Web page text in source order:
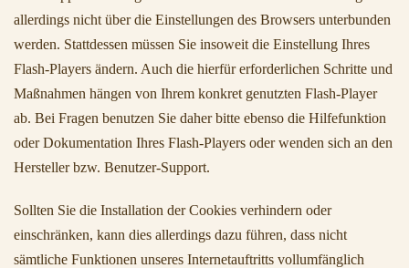
allerdings nicht über die Einstellungen des Browsers unterbunden
werden. Stattdessen müssen Sie insoweit die Einstellung Ihres
Flash-Players ändern. Auch die hierfür erforderlichen Schritte und
Maßnahmen hängen von Ihrem konkret genutzten Flash-Player
ab. Bei Fragen benutzen Sie daher bitte ebenso die Hilfefunktion
oder Dokumentation Ihres Flash-Players oder wenden sich an den
Hersteller bzw. Benutzer-Support.
Sollten Sie die Installation der Cookies verhindern oder
einschränken, kann dies allerdings dazu führen, dass nicht
sämtliche Funktionen unseres Internetauftritts vollumfänglich